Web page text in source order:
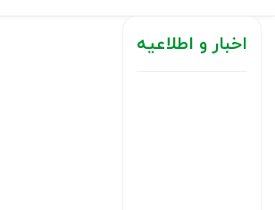
اخبار و اطلاعیه